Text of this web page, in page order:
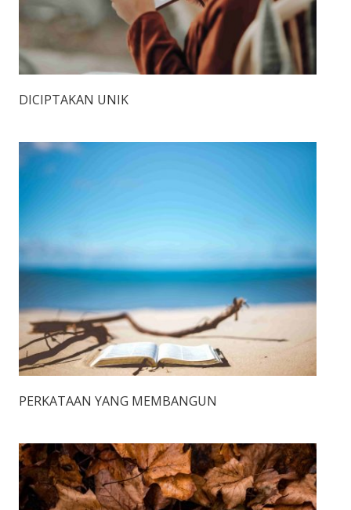
DICIPTAKAN UNIK
PERKATAAN YANG MEMBANGUN